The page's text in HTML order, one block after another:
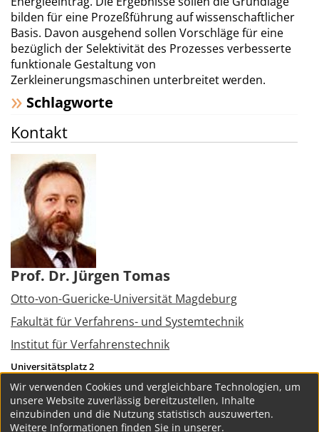
bilden für eine Prozeßführung auf wissenschaftlicher
Basis. Davon ausgehend sollen Vorschläge für eine
bezüglich der Selektivität des Prozesses verbesserte
funktionale Gestaltung von
Zerkleinerungsmaschinen unterbreitet werden.
Schlagworte
Kontakt
Prof. Dr. Jürgen Tomas
Otto-von-Guericke-Universität Magdeburg
Fakultät für Verfahrens- und Systemtechnik
Institut für Verfahrenstechnik
Universitätsplatz 2
39106
Magdeburg
Tel.:
+49 391 6718783
juergen.tomas@vst.uni-magdeburg.de
Wir verwenden Cookies und vergleichbare Technologien, um
unsere Website zuverlässig bereitzustellen, Inhalte
einzubinden und die Nutzung statistisch auszuwerten.
Weitere Informationen finden Sie in unserer.